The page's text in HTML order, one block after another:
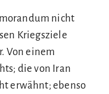
nicht
Kriegsziele
Von einem
die von Iran
erwähnt; ebenso